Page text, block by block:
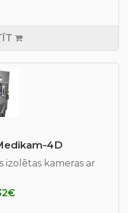
4D
izolētas kameras ar